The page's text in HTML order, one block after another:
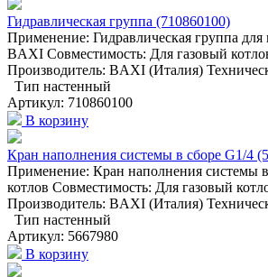
Гидравлическая группа (710860100)
Применение: Гидравлическая группа для
BAXI Совместимость: Для газовый
Производитель: BAXI (Италия)
Тип настенный
Артикул: 710860100
В корзину
Кран наполнения системы в сборе G1/4
Применение: Кран наполнения системы в
котлов Совместимость: Для газовый
Производитель: BAXI (Италия)
Тип настенный
Артикул: 5667980
В корзину